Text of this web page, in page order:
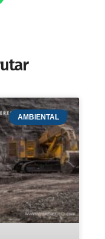
AMBIENTAL